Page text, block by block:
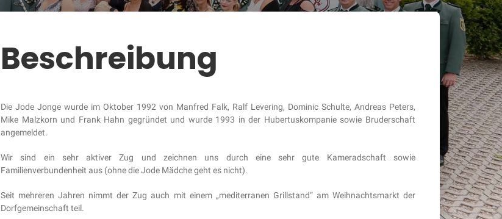
Beschreibung
Die Jode Jonge wurde im Oktober 1992 von Manfred Falk, Ralf Levering, Dominic Schulte, Andreas Peters,
Mike Malzkorn und Frank Hahn gegründet und wurde 1993 in der Hubertuskompanie sowie Bruderschaft
angemeldet.
Wir sind ein sehr aktiver Zug und zeichnen uns durch eine sehr gute Kameradschaft sowie
Familienverbundenheit aus (ohne die Jode Mädche geht es nicht).
Seit mehreren Jahren nimmt der Zug auch mit einem „mediterranen Grillstand“ am Weihnachtsmarkt der
Dorfgemeinschaft teil.